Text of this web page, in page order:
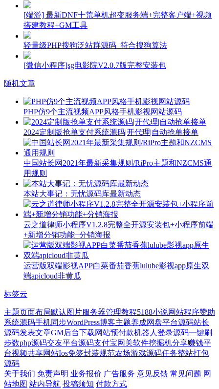
[端游] 最新DNF十荒单机超变服务端+完整客户端+视频
搭建教程+GM工具
轻量级PHP搜狗泛站群源码_符合搜狗算法
[微信小程序]sg电影院V2.0.7版完整安装包
随机文章
PHP仿9个主流视频APP风格手机影视网站源码
2024定制版抢单支付系统源码|开代理|自动抢单接单
中国站长网2021年最新采集规则/RiPro主题和NZCMS通
用规则
本站大事记：无忧源码库最新动态
云之道律师小程序V1.2.8完整全开源安装包+小程序前端
+新增分销功能+分销海报
运营版双端影视APP白菜番茄香蕉lulube影视app原生双
端apicloud非黄瓜
标签云
主题页面布局默认图片服务器管理教程5188小说网站程序赞助
系统源码手机同步WordPress博客主题养成网盘平台源码站长
源码发表文章GM后台下载网站预付款机器人登录源码一键刷
步数php源码交友平台源码支付宝网关软件挖掘机分享赚钱平
台视频共享网站Ios免签封装规范农场游戏源码任务整站打包
源码
关于我们 免责声明 业务报价 广告服务 意见反馈 常见问题 网
站地图 站内导航 投稿须知 付款方式